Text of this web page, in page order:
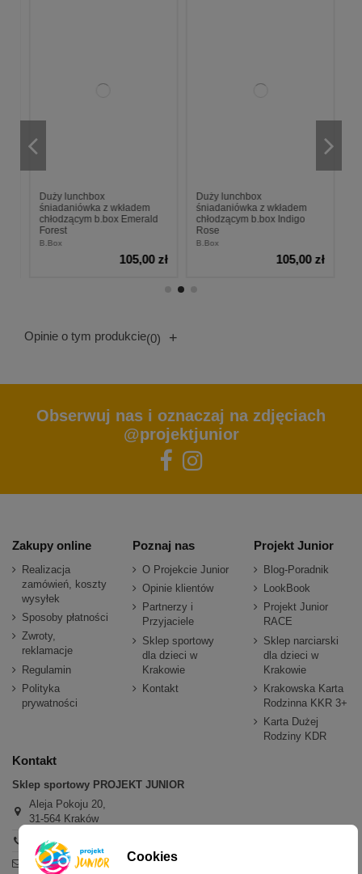
Duży lunchbox
śniadaniówka z wkładem
chłodzącym b.box Emerald
Forest
B.Box
105,00 zł
Duży lunchbox
śniadaniówka z wkładem
chłodzącym b.box Indigo
Rose
B.Box
105,00 zł
Opinie o tym produkcie(0) +
Obserwuj nas i oznaczaj na zdjęciach
@projektjunior
Zakupy online
Realizacja
zamówień, koszty
wysyłek
Sposoby płatności
Zwroty,
reklamacje
Regulamin
Polityka
prywatności
Poznaj nas
O Projekcie Junior
Opinie klientów
Partnerzy i
Przyjaciele
Sklep sportowy
dla dzieci w
Krakowie
Kontakt
Projekt Junior
Blog-Poradnik
LookBook
Projekt Junior
RACE
Sklep narciarski
dla dzieci w
Krakowie
Krakowska Karta
Rodzinna KKR 3+
Karta Dużej
Rodziny KDR
Kontakt
Sklep sportowy PROJEKT JUNIOR
Aleja Pokoju 20,
31-564 Kraków
+48 600 779 897
sklep@projektjunior.plCookies